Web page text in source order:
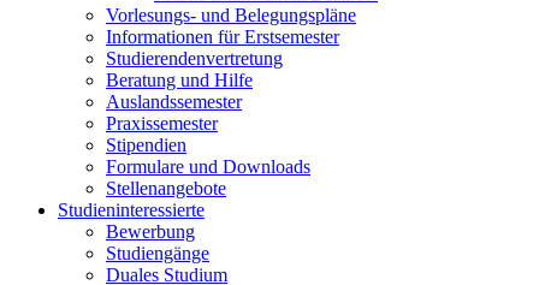
Vorlesungs- und Belegungspläne
Informationen für Erstsemester
Studierendenvertretung
Beratung und Hilfe
Auslandssemester
Praxissemester
Stipendien
Formulare und Downloads
Stellenangebote
Studieninteressierte
Bewerbung
Studiengänge
Duales Studium